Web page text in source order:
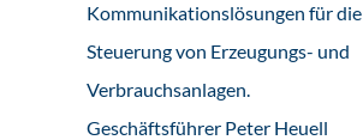
Kommunikationslösungen für die
Steuerung von Erzeugungs- und
Verbrauchsanlagen.
Geschäftsführer Peter Heuell